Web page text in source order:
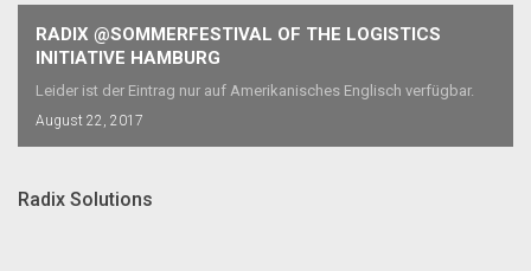
RADIX @SOMMERFESTIVAL OF THE LOGISTICS
INITIATIVE HAMBURG
Leider ist der Eintrag nur auf Amerikanisches Englisch verfügbar.
August 22, 2017
Radix Solutions